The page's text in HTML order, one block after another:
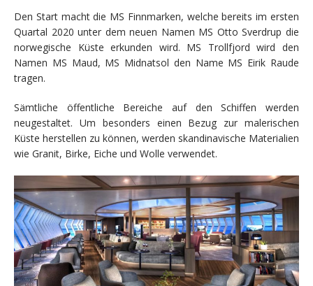
Den Start macht die MS Finnmarken, welche bereits im ersten
Quartal 2020 unter dem neuen Namen MS Otto Sverdrup die
norwegische Küste erkunden wird. MS Trollfjord wird den
Namen MS Maud, MS Midnatsol den Name MS Eirik Raude
tragen.
Sämtliche öffentliche Bereiche auf den Schiffen werden
neugestaltet. Um besonders einen Bezug zur malerischen
Küste herstellen zu können, werden skandinavische Materialien
wie Granit, Birke, Eiche und Wolle verwendet.